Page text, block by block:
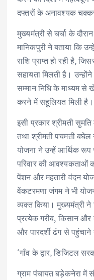
दफ्तरों के अनावश्यक
मुख्यमंत्री से चर्चा के
मानिकपुरी ने बताया कि
राशि प्राप्त हो रही है,
सहायता मिलती है।
सम्मान निधि के माध्यम से
करने में सहूलियत मिली है।
इसी प्रकार श्रीमती सुमति
तथा श्रीमती पचमती बघेल
योजना ने उन्हें आर्थिक रूप
परिवार की आवश्यकताओं
पेंशन और महतारी वंदन
वेंकटरमणा जंगम ने भी
व्यक्त किया। मुख्यमंत्री
प्रत्येक गरीब, किसान
और पारदर्शी ढंग से पहुंचाने
‘गाँव के द्वार, डिजिटल
ग्राम पंचायत बड़ेकनेरा में